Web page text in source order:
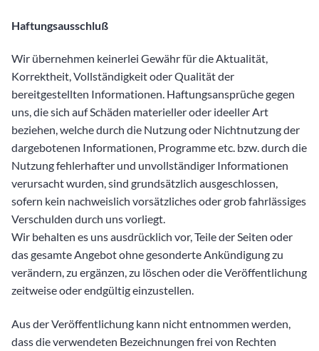
Haftungsausschluß
Wir übernehmen keinerlei Gewähr für die Aktualität,
Korrektheit, Vollständigkeit oder Qualität der
bereitgestellten Informationen. Haftungsansprüche gegen
uns, die sich auf Schäden materieller oder ideeller Art
beziehen, welche durch die Nutzung oder Nichtnutzung der
dargebotenen Informationen, Programme etc. bzw. durch die
Nutzung fehlerhafter und unvollständiger Informationen
verursacht wurden, sind grundsätzlich ausgeschlossen,
sofern kein nachweislich vorsätzliches oder grob fahrlässiges
Verschulden durch uns vorliegt.
Wir behalten es uns ausdrücklich vor, Teile der Seiten oder
das gesamte Angebot ohne gesonderte Ankündigung zu
verändern, zu ergänzen, zu löschen oder die Veröffentlichung
zeitweise oder endgültig einzustellen.
Aus der Veröffentlichung kann nicht entnommen werden,
dass die verwendeten Bezeichnungen frei von Rechten